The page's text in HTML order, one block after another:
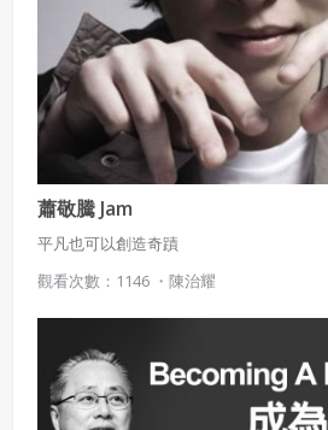
蕭敬騰 Jam
平凡也可以創造奇蹟
觀看次數：1146 ・ 陳治耀